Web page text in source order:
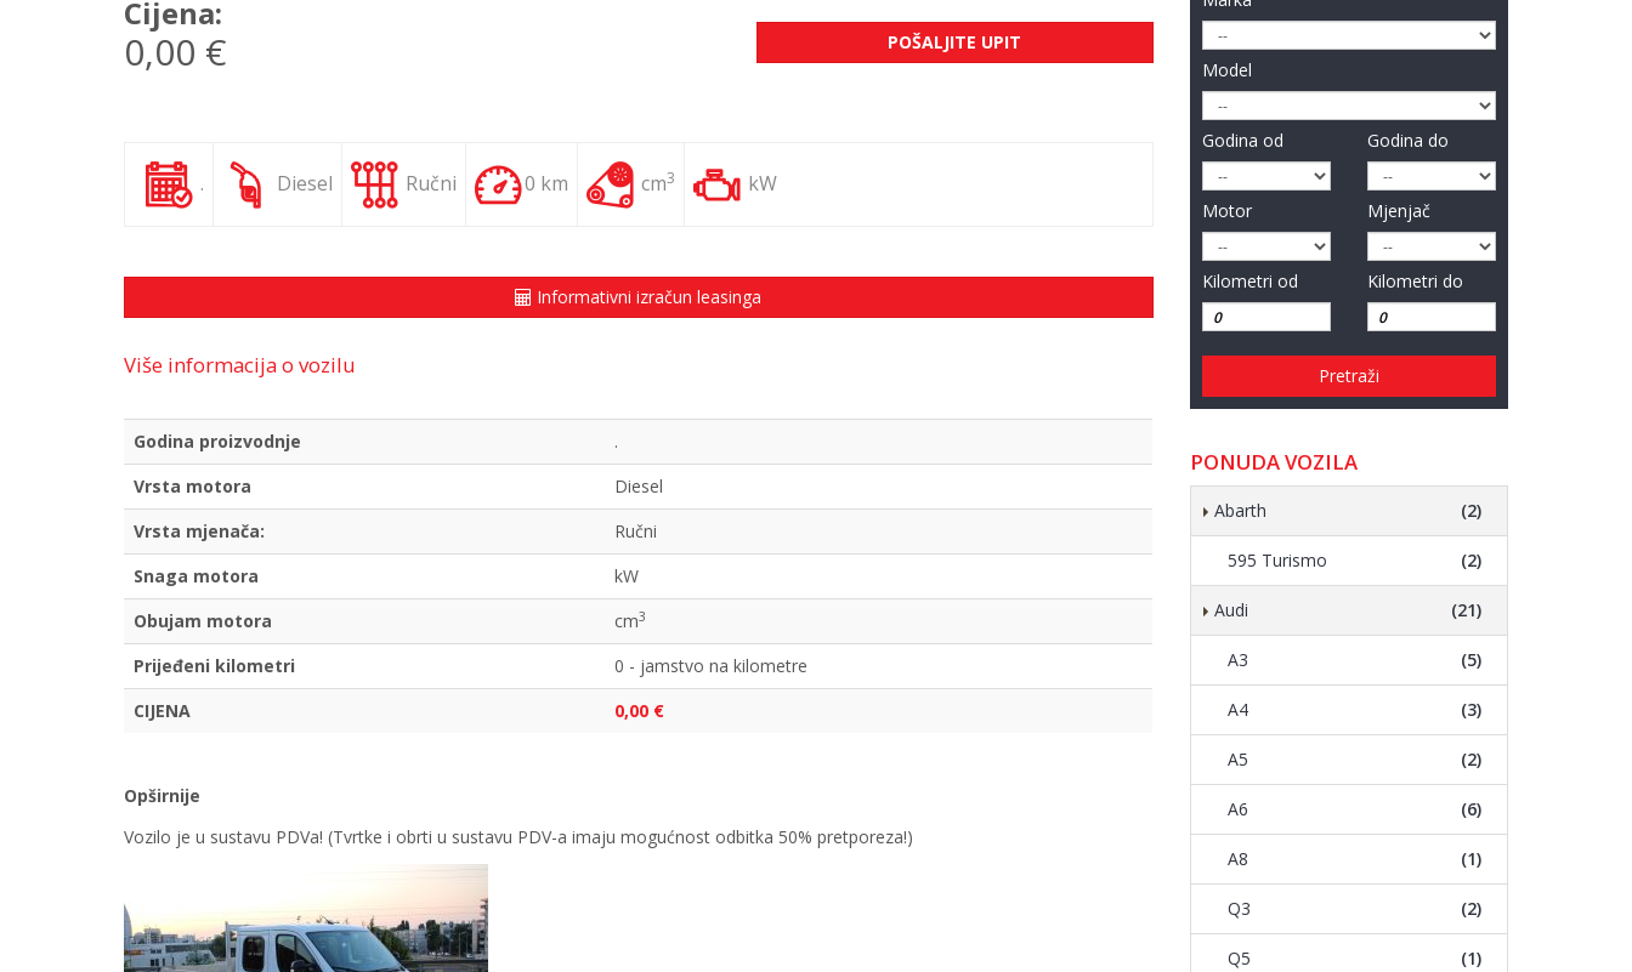
Cijena:
0,00 € POŠALJITE UPIT
. Diesel Ručni 0 km cm3 kW
Informativni izračun leasinga
Više informacija o vozilu
Godina proizvodnje
.
Vrsta motora
Diesel
Vrsta mjenača:
Ručni
Snaga motora
kW
Obujam motora
cm3
Prijeđeni kilometri
0 - jamstvo na kilometre
CIJENA
0,00 €
Opširnije
Vozilo je u sustavu PDVa! (Tvrtke i obrti u sustavu PDV-a imaju mogućnost odbitka 50% pretporeza!)
Model
Godina od Godina do
Motor Mjenjač
Kilometri od Kilometri do
Pretraži
PONUDA VOZILA
Abarth (2)
595 Turismo (2)
Audi (21)
A3 (5)
A4 (3)
A5 (2)
A6 (6)
A8 (1)
Q3 (2)
Q5 (1)